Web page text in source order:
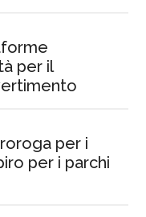
per il
per i
per i parchi